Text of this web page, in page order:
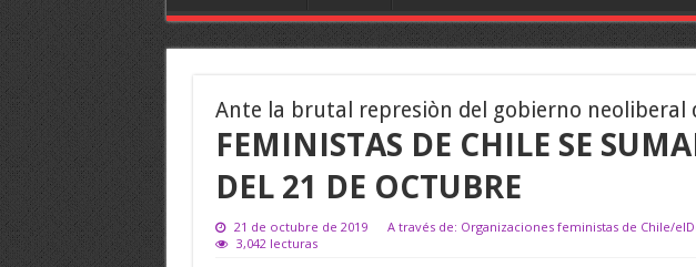
Ante la brutal represiòn del gobierno neoliberal
FEMINISTAS DE CHILE SE
DEL 21 DE OCTUBRE
21 de octubre de 2019
A través de: Organizaciones feministas de Chile/
3,042 lecturas